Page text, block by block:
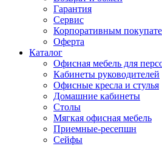
Гарантия
Сервис
Корпоративным
Оферта
Каталог
Офисная мебель для
Кабинеты руководителей
Офисные кресла и стулья
Домашние кабинеты
Столы
Мягкая офисная мебель
Приемные-ресепшн
Сейфы